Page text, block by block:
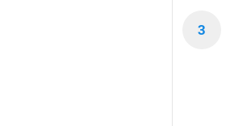
3